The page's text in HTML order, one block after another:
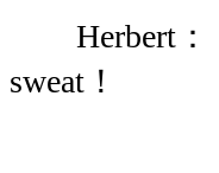
Herbert：
sweat！